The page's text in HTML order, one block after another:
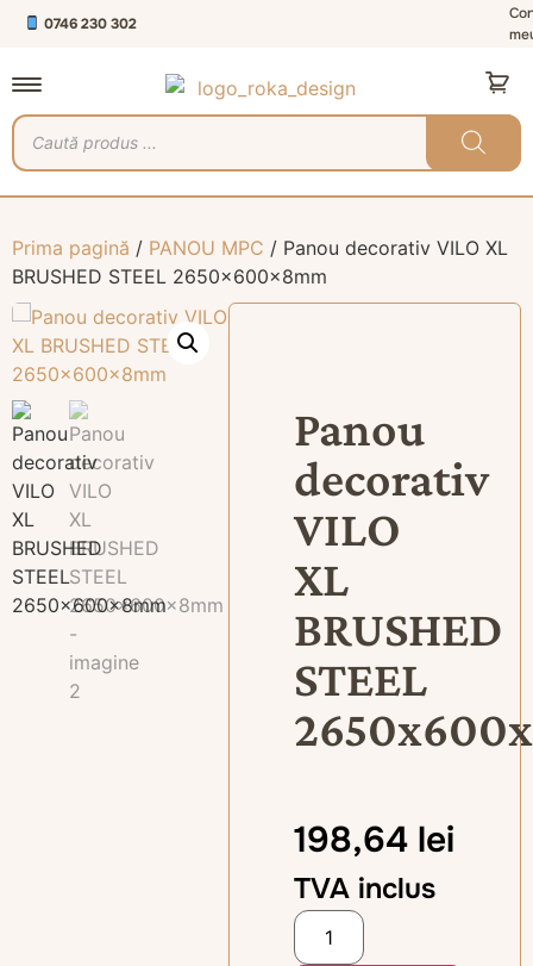
0746 230 302
Prima pagină / PANOU MPC / Panou decorativ VILO XL
BRUSHED STEEL 2650x600x8mm
Panou
decorativ
VILO
XL
BRUSHED
STEEL
198,64 lei
TVA inclus